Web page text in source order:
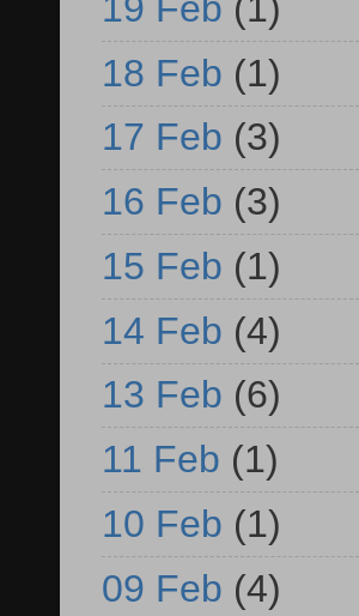
18 Feb (1)
17 Feb (3)
16 Feb (3)
15 Feb (1)
14 Feb (4)
13 Feb (6)
11 Feb (1)
10 Feb (1)
09 Feb (4)